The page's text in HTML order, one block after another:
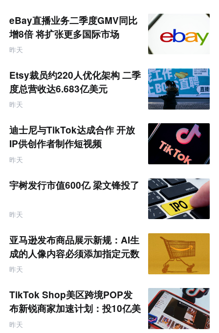
eBay直播业务二季度GMV同比
增8倍 将扩张更多国际市场
昨天
Etsy裁员约220人优化架构 二季
度总营收达6.683亿美元
昨天
迪士尼与TikTok达成合作 开放
IP供创作者制作短视频
昨天
宇树发行市值600亿 梁文锋投了
昨天
亚马逊发布商品展示新规：AI生
成的人像内容必须添加指定元数
据
昨天
TikTok Shop美区跨境POP发
布新锐商家加速计划：投10亿美
金资源帮扶四类商家
昨天